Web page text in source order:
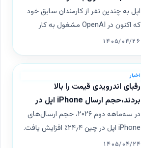
هشدارهای قانونی ارسال کرد
اپل به چندین نفر از کارمندان سابق خود
که اکنون در OpenAI مشغول به کار
هستند، نامه‌های هشدار قانونی ارسال
کرد. این نامه‌ها به منظور جمع‌آوری
شواهدی برای حمایت از دعوای دزدیده
شدن اسرار تجاری شرکت در مقابل
OpenAI است. اپل می‌خواهد ثابت کند
این افراد اطلاعات محرمانه را به رقیب
منتقل کرده‌اند.
۱۴۰۵/۰۴/۲۶
اخبار
رقبای اندرویدی قیمت را بالا
بردند،حجم ارسال iPhone اپل در
چین ۲۴٪ افزایش یافت
در سه‌ماهه دوم ۲۰۲۶، حجم ارسال‌های
iPhone اپل در چین ۲۴٫۴٪ افزایش یافت.
این رشد به‌دلیل افزایش قیمت‌های رقبای
۱۴۰۵/۰۴/۲۴